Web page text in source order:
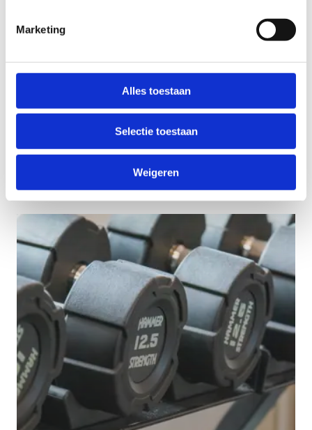
Marketing
Alles toestaan
Selectie toestaan
Weigeren